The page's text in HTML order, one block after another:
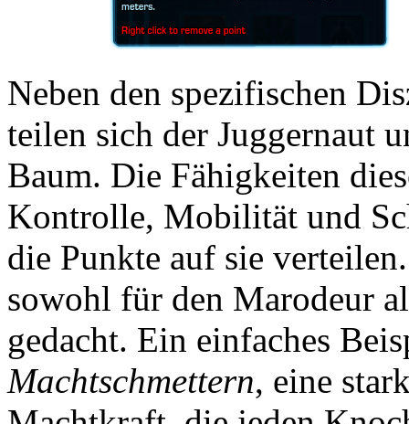
Neben den spezifischen
teilen sich der Juggernaut
Baum. Die Fähigkeiten
Kontrolle, Mobilität und
die Punkte auf sie
sowohl für den Marodeur
gedacht. Ein einfaches
Machtschmettern, eine